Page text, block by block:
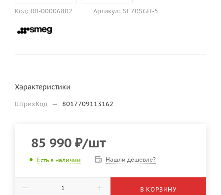
Код: 00-00006802 Артикул: SE70SGH-5
Характеристики
ШтрихКод — 8017709113162
85 990 ₽/шт
Есть в наличии Нашли дешевле?
В КОРЗИНУ